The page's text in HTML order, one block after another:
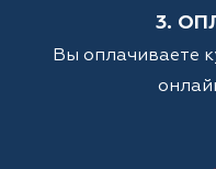
3.
Вы оплачиваете